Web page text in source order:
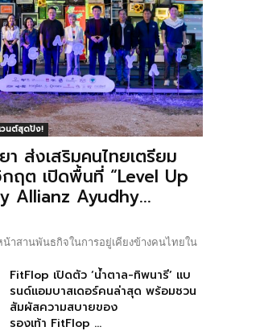
วนต์สุดปัง!
ส่งเสริมคนไทยเตรียม
ฤต เปิดพื้นที่ “Level Up
Allianz Ayudhy...
าสานพันธกิจในการอยู่เคียงข้างคนไทยใน
FitFlop เปิดตัว ‘น้ำตาล-ทิพนารี’ แบ
รนด์แอมบาสเดอร์คนล่าสุด พร้อมชวน
สัมผัสความสบายของ
รองเท้า FitFlop ...